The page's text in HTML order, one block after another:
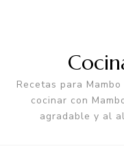
Recetas para
cocinar con
agradable y al